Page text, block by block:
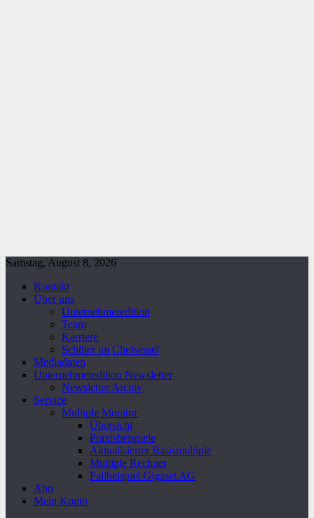
Samstag, August 8, 2026
Kontakt
Über uns
Unternehmeredition
Team
Karriere
Schüler im Chefsessel
Mediadaten
Unternehmeredition Newsletter
Newsletter Archiv
Service
Multiple Monitor
Übersicht
Praxisbeispiele
Aktualisierter Basismultiple
Multiple Rechner
Fallbeispiel Gigaset AG
Abo
Mein Konto